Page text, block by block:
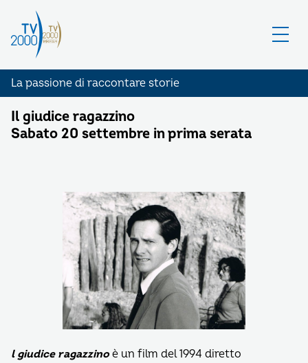
La passione di raccontare storie
Il giudice ragazzino
Sabato 20 settembre in prima serata
l giudice ragazzinoè un film del 1994 diretto